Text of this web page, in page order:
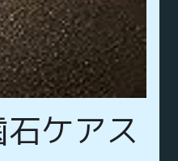
ケアス